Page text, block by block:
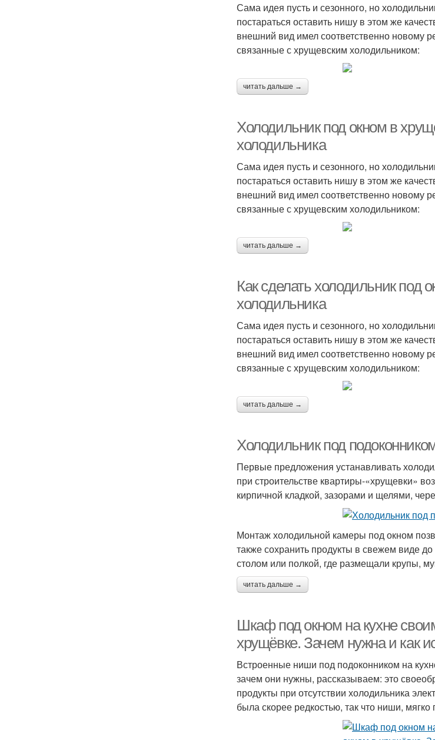
Сама идея пусть и сезонного, но
постараться оставить нишу в этом же
внешний вид имел соответственно новому
связанные с хрущевским холодильником:
читать дальше →
Холодильник под окном в
холодильника
Сама идея пусть и сезонного, но
постараться оставить нишу в этом же
внешний вид имел соответственно новому
связанные с хрущевским холодильником:
читать дальше →
Как сделать холодильник под
холодильника
Сама идея пусть и сезонного, но
постараться оставить нишу в этом же
внешний вид имел соответственно новому
связанные с хрущевским холодильником:
читать дальше →
Холодильник под
Первые предложения устанавливать
при строительстве квартиры-«хрущевки»
кирпичной кладкой, зазорами и щелями,
Монтаж холодильной камеры под окном
также сохранить продукты в свежем виде
столом или полкой, где размещали крупы,
читать дальше →
Шкаф под окном на кухне
хрущёвке. Зачем нужна и как
Встроенные ниши под подоконником на
зачем они нужны, рассказываем: это
продукты при отсутствии холодильника
была скорее редкостью, так что ниши, мягко